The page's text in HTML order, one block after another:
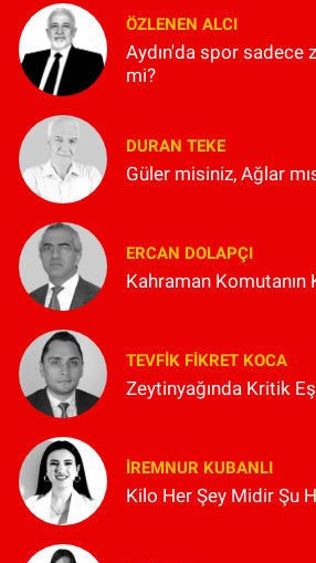
ÖZLENEN ALCI
Aydın'da spor sadece
mi?
DURAN TEKE
Güler misiniz, Ağlar
ERCAN DOLAPÇI
Kahraman Komutanın
TEVFIK FIKRET KOCA
Zeytinyağında Kritik
İREMNUR KUBANLI
Kilo Her Şey Midir Şu